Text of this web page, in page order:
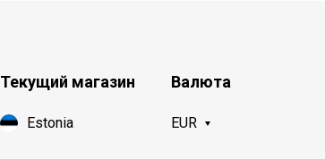
Текущий магазин
Estonia
Валюта
EUR